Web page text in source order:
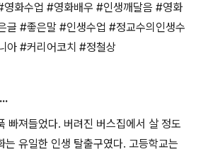
영화수업 #영화배우 #인생깨달음 #영화
글 #좋은말 #인생수업 #정교수의인생수
아 #커리어코치 #정철상
...
빠져들었다. 버려진 버스집에서 살 정도
는 유일한 인생 탈출구였다. 고등학교는